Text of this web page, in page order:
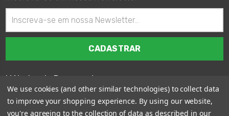
de
email
Métodos de Pagamento
We use cookies (and other similar technologies) to collect data
to improve your shopping experience. By using our website,
you're agreeing to the collection of data as described in our